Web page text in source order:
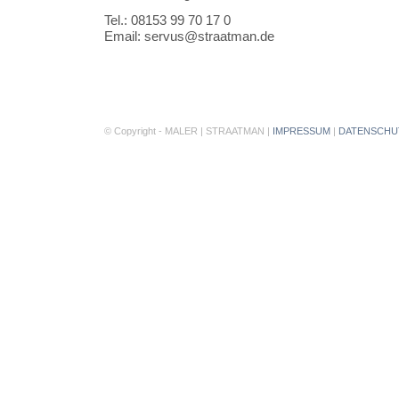
Tel.: 08153 99 70 17 0
Email: servus@straatman.de
© Copyright - MALER | STRAATMAN | IMPRESSUM |